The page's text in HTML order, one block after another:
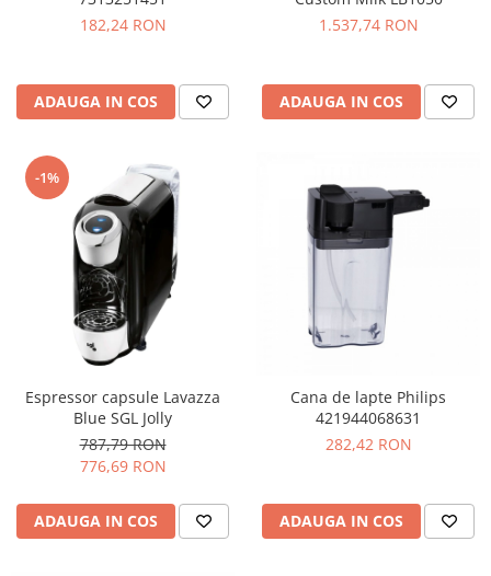
182,24 RON
ADAUGA IN COS
1.537,74 RON
ADAUGA IN COS
-1%
Espressor capsule Lavazza
Blue SGL Jolly
787,79 RON
776,69 RON
ADAUGA IN COS
Cana de lapte Philips
421944068631
282,42 RON
ADAUGA IN COS